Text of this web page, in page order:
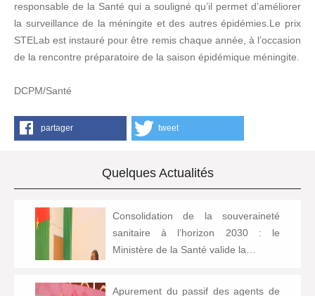
responsable de la Santé qui a souligné qu’il permet d’améliorer
la surveillance de la méningite et des autres épidémies.Le prix
STELab est instauré pour être remis chaque année, à l’occasion
de la rencontre préparatoire de la saison épidémique méningite.
DCPM/Santé
partager tweet
Quelques Actualités
Consolidation de la souveraineté
sanitaire à l’horizon 2030 : le
Ministère de la Santé valide la…
Apurement du passif des agents de